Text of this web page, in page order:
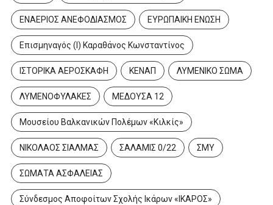
ΕΝΑΕΡΙΟΣ ΑΝΕΦΟΔΙΑΣΜΟΣ ΕΥΡΩΠΑΙΚΗ ΕΝΩΣΗ
Επισμηναγός (Ι) Καραθάνος Κωνσταντίνος
ΙΣΤΟΡΙΚΑ ΑΕΡΟΣΚΑΦΗ ΚΕΝΑΠ ΛΥΜΕΝΙΚΟ ΣΩΜΑ
ΛΥΜΕΝΟΦΥΛΑΚΕΣ ΜΕΔΟΥΣΑ 12
Μουσείου Βαλκανικών Πολέμων «Κιλκίς»
ΝΙΚΟΛΑΟΣ ΣΙΑΛΜΑΣ ΣΑΛΑΜΙΣ 0/22 ΣΜΥ
ΣΩΜΑΤΑ ΑΣΦΑΛΕΙΑΣ
Σύνδεσμος Αποφοίτων Σχολής Ικάρων «ΙΚΑΡΟΣ»